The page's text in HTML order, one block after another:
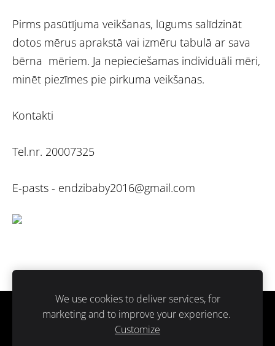
Pirms pasūtījuma veikšanas, lūgums salīdzināt
dotos mērus aprakstā vai izmēru tabulā ar sava
bērna mēriem. Ja nepieciešamas individuāli mēri,
minēt piezīmes pie pirkuma veikšanas.
Kontakti
Tel.nr. 20007325
E-pasts - endzibaby2016@gmail.com
Sīkdatnes
We use cookies to deliver services, for
marketing and to improve your experience.
Customize